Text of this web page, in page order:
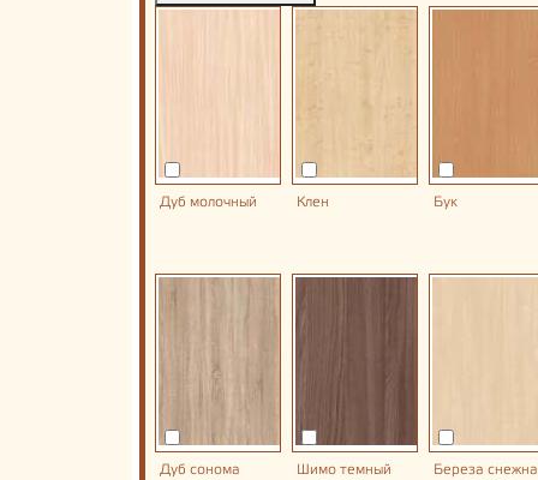
Дуб молочный Клен Бук
Дуб сонома
Шимо темный
Береза